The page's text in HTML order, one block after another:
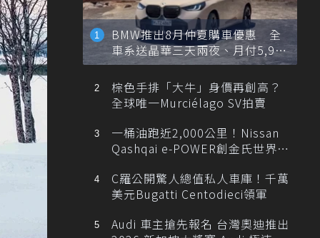
BMW推出8月仲夏購車優惠 全
車系送晶華三天兩夜、月付5,900
元起
棕色手排「大牛」身價再創高？
全球唯一Murciélago SV拍賣
一桶油跑近2,000公里！Nissan
Qashqai e-POWER創金氏世界紀
C羅公開驚人總值私人車庫！千萬
美元Bugatti Centodieci領軍
Audi 車主搶先報名 台灣奧迪推出